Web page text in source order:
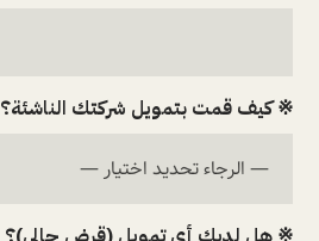
※ كيف قمت بتمويل شركتك الناشئة؟